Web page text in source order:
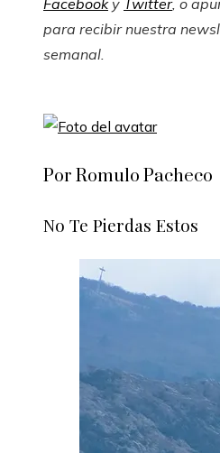
Facebooky Twitter, o
para recibirnuestra
semanal.
Por Romulo Pacheco
No Te Pierdas Estos